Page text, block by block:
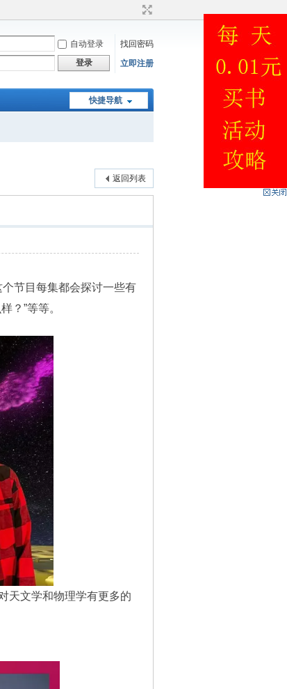
自动登录
找回密码
登录 立即注册
快捷导航
返回列表
节目每集都会探讨一些有
？”等等。
天文学和物理学有更多的